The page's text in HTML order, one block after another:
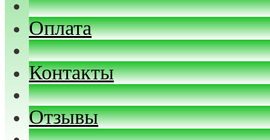
Оплата
Контакты
Отзывы